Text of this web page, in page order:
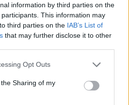
information by third parties on the
participants. This information may
third parties on the IAB’s List of
that may further disclose it to other
app uses one or more Google
usage behaviour. You may click to
Google and its third-party tags to
purposes in below Google
Opt Outs
Sharing of my